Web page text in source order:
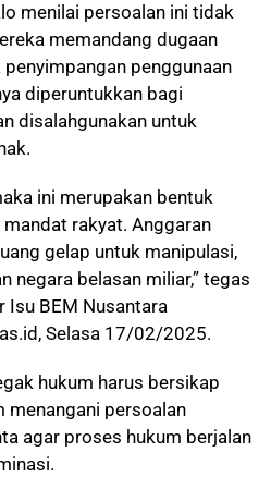
menilai persoalan ini tidak
memandang dugaan
penggunaan
diperuntukkan bagi
disalahgunakan untuk
ini merupakan bentuk
rakyat. Anggaran
gelap untuk manipulasi,
negara belasan miliar,” tegas
Isu BEM Nusantara
Selasa 17/02/2025.
hukum harus bersikap
menangani persoalan
agar proses hukum berjalan